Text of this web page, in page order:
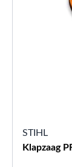
STIHL
Klapzaag